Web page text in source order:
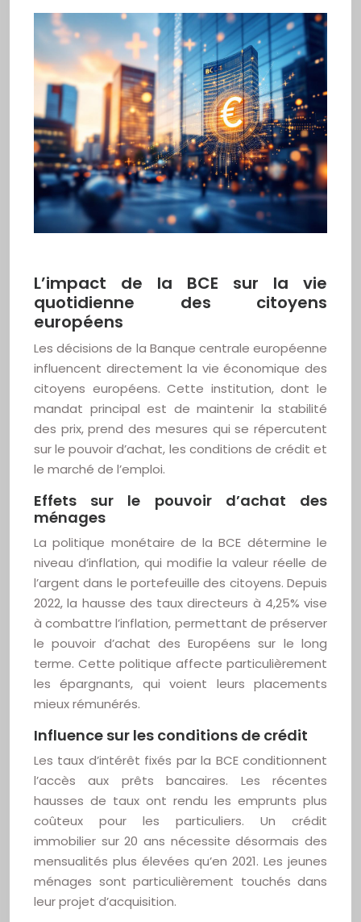
L’impact de la BCE sur la vie
quotidienne des citoyens
européens
Les décisions de la Banque centrale européenne
influencent directement la vie économique des
citoyens européens. Cette institution, dont le
mandat principal est de maintenir la stabilité
des prix, prend des mesures qui se répercutent
sur le pouvoir d’achat, les conditions de crédit et
le marché de l’emploi.
Effets sur le pouvoir d’achat des
ménages
La politique monétaire de la BCE détermine le
niveau d’inflation, qui modifie la valeur réelle de
l’argent dans le portefeuille des citoyens. Depuis
2022, la hausse des taux directeurs à 4,25% vise
à combattre l’inflation, permettant de préserver
le pouvoir d’achat des Européens sur le long
terme. Cette politique affecte particulièrement
les épargnants, qui voient leurs placements
mieux rémunérés.
Influence sur les conditions de crédit
Les taux d’intérêt fixés par la BCE conditionnent
l’accès aux prêts bancaires. Les récentes
hausses de taux ont rendu les emprunts plus
coûteux pour les particuliers. Un crédit
immobilier sur 20 ans nécessite désormais des
mensualités plus élevées qu’en 2021. Les jeunes
ménages sont particulièrement touchés dans
leur projet d’acquisition.